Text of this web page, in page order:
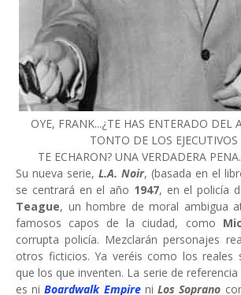
OYE, FRANK...¿TE HAS ENTERADO DEL
TONTO DE LOS EJECUTIVOS
TE ECHARON? UNA VERDADERA
Su nueva serie, L.A. Noir, (basada en el
se centrará en el año 1947, en el policía
Teague, un hombre de moral ambigua
famosos capos de la ciudad, como
corrupta policía. Mezclarán personajes
otros ficticios. Ya veréis como los reales
que los que inventen. La serie de referencia
es niBoardwalk EmpireniLos Soprano